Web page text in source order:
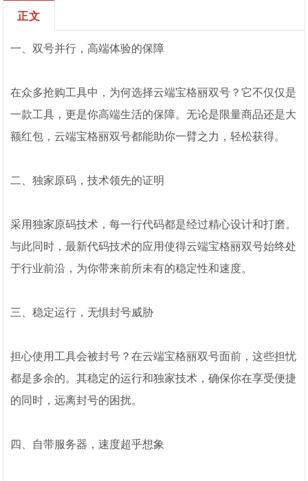
正文
一、双号并行，高端体验的保障
在众多抢购工具中，为何选择云端宝格丽双号？它不仅仅是
一款工具，更是你高端生活的保障。无论是限量商品还是大
额红包，云端宝格丽双号都能助你一臂之力，轻松获得。
二、独家原码，技术领先的证明
采用独家原码技术，每一行代码都是经过精心设计和打磨。
与此同时，最新代码技术的应用使得云端宝格丽双号始终处
于行业前沿，为你带来前所未有的稳定性和速度。
三、稳定运行，无惧封号威胁
担心使用工具会被封号？在云端宝格丽双号面前，这些担忧
都是多余的。其稳定的运行和独家技术，确保你在享受便捷
的同时，远离封号的困扰。
四、自带服务器，速度超乎想象